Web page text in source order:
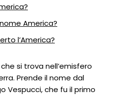
America?
l’America?
si trova nell’emisfero
Prende il nome dal
Vespucci, che fu il primo